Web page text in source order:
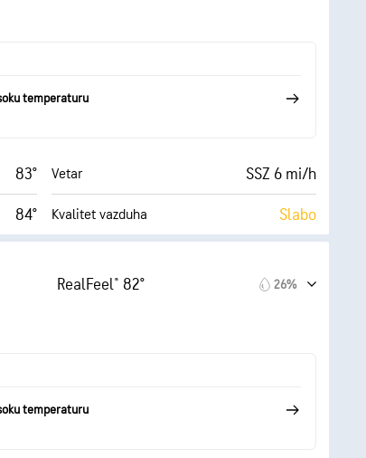
Izuzetno oblačno 30000 ft
temperaturu
83°
84°
Vetar SSZ 6 mi/h
Kvalitet vazduha Slabo
AccuLumen Brightness
9 (Veoma
RealFeel® 82° 26%
temperaturu